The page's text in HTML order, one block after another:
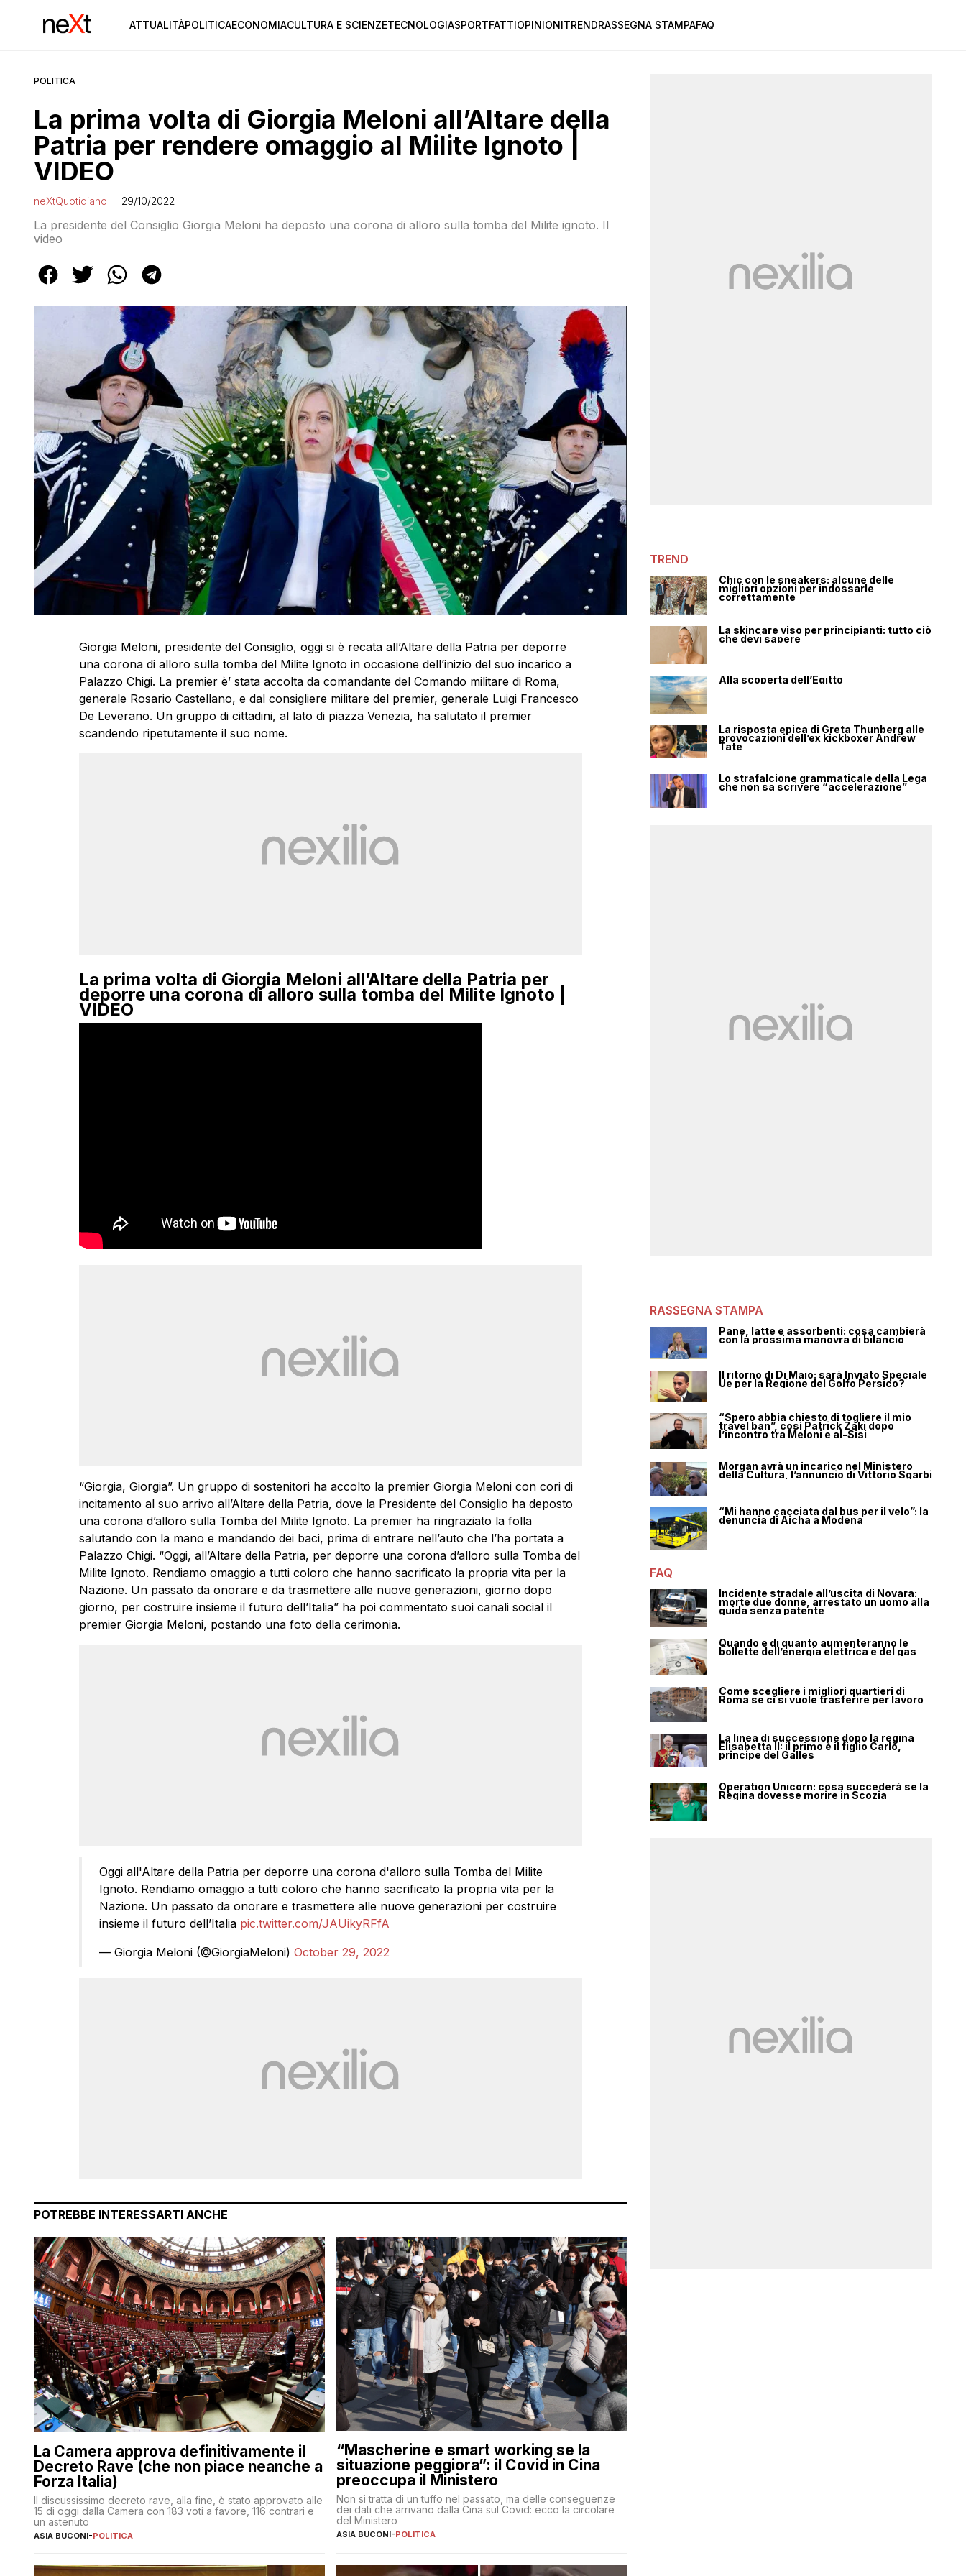
ATTUALITÀPOLITICAECONOMIACULTURA E SCIENZETECNOLOGIASPORTFATTIOPINIONITRENDRASSEGNA STAMPAFAQ
POLITICA
La prima volta di Giorgia Meloni all’Altare della
Patria per rendere omaggio al Milite Ignoto |
VIDEO
neXtQuotidiano 29/10/2022
La presidente del Consiglio Giorgia Meloni ha deposto una corona di alloro sulla tomba del Milite ignoto. Il
video
Giorgia Meloni, presidente del Consiglio, oggi si è recata all’Altare della Patria per deporre
una corona di alloro sulla tomba del Milite Ignoto in occasione dell’inizio del suo incarico a
Palazzo Chigi. La premier è’ stata accolta da comandante del Comando militare di Roma,
generale Rosario Castellano, e dal consigliere militare del premier, generale Luigi Francesco
De Leverano. Un gruppo di cittadini, al lato di piazza Venezia, ha salutato il premier
scandendo ripetutamente il suo nome.
La prima volta di Giorgia Meloni all’Altare della Patria per
deporre una corona di alloro sulla tomba del Milite Ignoto |
VIDEO
“Giorgia, Giorgia”. Un gruppo di sostenitori ha accolto la premier Giorgia Meloni con cori di
incitamento al suo arrivo all’Altare della Patria, dove la Presidente del Consiglio ha deposto
una corona d’alloro sulla Tomba del Milite Ignoto. La premier ha ringraziato la folla
salutando con la mano e mandando dei baci, prima di entrare nell’auto che l’ha portata a
Palazzo Chigi. “Oggi, all’Altare della Patria, per deporre una corona d’alloro sulla Tomba del
Milite Ignoto. Rendiamo omaggio a tutti coloro che hanno sacrificato la propria vita per la
Nazione. Un passato da onorare e da trasmettere alle nuove generazioni, giorno dopo
giorno, per costruire insieme il futuro dell’Italia” ha poi commentato suoi canali social il
premier Giorgia Meloni, postando una foto della cerimonia.
Oggi all'Altare della Patria per deporre una corona d'alloro sulla Tomba del Milite
Ignoto. Rendiamo omaggio a tutti coloro che hanno sacrificato la propria vita per la
Nazione. Un passato da onorare e trasmettere alle nuove generazioni per costruire
insieme il futuro dell’Italia pic.twitter.com/JAUikyRFfA
— Giorgia Meloni (@GiorgiaMeloni) October 29, 2022
POTREBBE INTERESSARTI ANCHE
La Camera approva definitivamente il
Decreto Rave (che non piace neanche a
Forza Italia)
Il discussissimo decreto rave, alla fine, è stato approvato alle
15 di oggi dalla Camera con 183 voti a favore, 116 contrari e
un astenuto
ASIA BUCONI-POLITICA
“Mascherine e smart working se la
situazione peggiora”: il Covid in Cina
preoccupa il Ministero
Non si tratta di un tuffo nel passato, ma delle conseguenze
dei dati che arrivano dalla Cina sul Covid: ecco la circolare
del Ministero
ASIA BUCONI-POLITICA
TREND
Chic con le sneakers: alcune delle
migliori opzioni per indossarle
correttamente
La skincare viso per principianti: tutto ciò
che devi sapere
Alla scoperta dell’Egitto
La risposta epica di Greta Thunberg alle
provocazioni dell’ex kickboxer Andrew
Tate
Lo strafalcione grammaticale della Lega
che non sa scrivere “accelerazione”
RASSEGNA STAMPA
Pane, latte e assorbenti: cosa cambierà
con la prossima manovra di bilancio
Il ritorno di Di Maio: sarà Inviato Speciale
Ue per la Regione del Golfo Persico?
“Spero abbia chiesto di togliere il mio
travel ban”, così Patrick Zaki dopo
l’incontro tra Meloni e al-Sisi
Morgan avrà un incarico nel Ministero
della Cultura, l’annuncio di Vittorio Sgarbi
“Mi hanno cacciata dal bus per il velo”: la
denuncia di Aicha a Modena
FAQ
Incidente stradale all’uscita di Novara:
morte due donne, arrestato un uomo alla
guida senza patente
Quando e di quanto aumenteranno le
bollette dell’energia elettrica e del gas
Come scegliere i migliori quartieri di
Roma se ci si vuole trasferire per lavoro
La linea di successione dopo la regina
Elisabetta II: il primo è il figlio Carlo,
principe del Galles
Operation Unicorn: cosa succederà se la
Regina dovesse morire in Scozia